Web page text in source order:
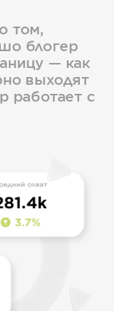
том,
блогер
— как
выходят
работает с